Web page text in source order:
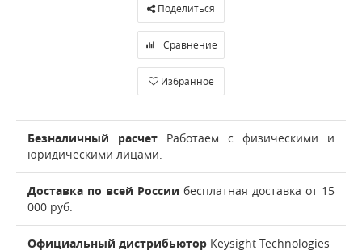
Поделиться
Сравнение
Избранное
Безналичный расчет Работаем с физическими и
юридическими лицами.
Доставка по всей России бесплатная доставка от 15
000 руб.
Официальный дистрибьютор Keysight Technologies